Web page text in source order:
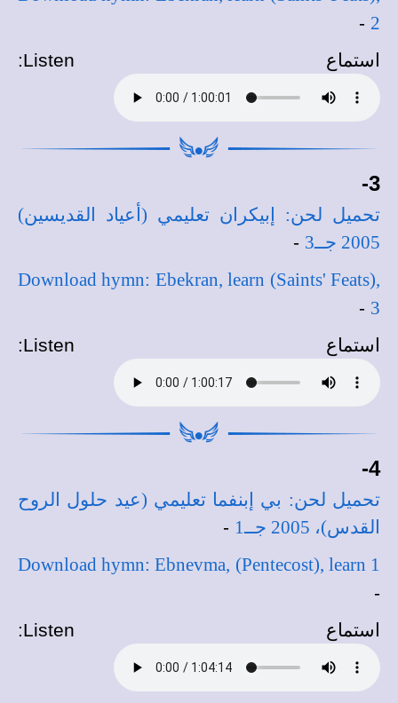
2
-
استماع Listen
:
3-
تحميل لحن: إبيكران تعليمي (أعياد القديسين)
2005 جــ3
-
Download hymn: Ebekran, learn (Saints' Feats),
3
-
استماع Listen
:
4-
تحميل لحن: بي إبنفما تعليمي (عيد حلول الروح
القدس)، 2005 جــ1
-
Download hymn: Ebnevma, (Pentecost), learn 1
-
استماع Listen
: